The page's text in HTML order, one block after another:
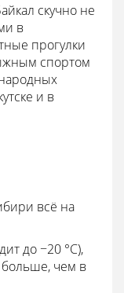
скучно не
в
прогулки
спортом
и в
всё на
до −20 °С),
больше, чем в